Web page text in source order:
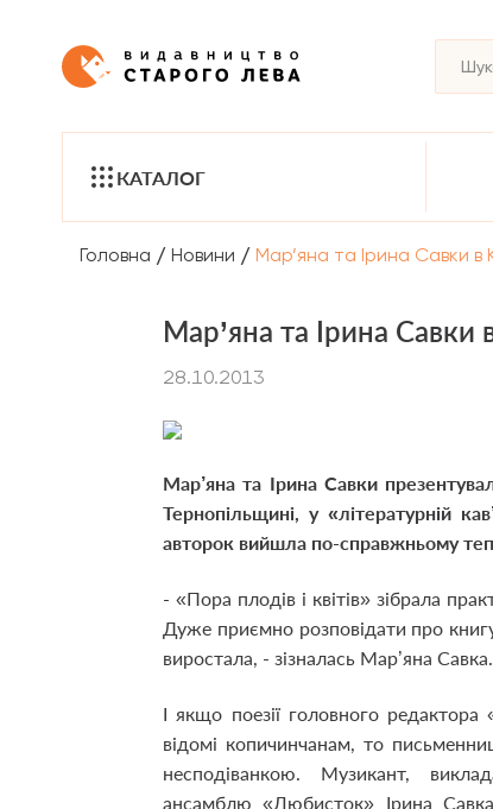
КАТАЛОГ
Головна / Новини / Мар’яна та Ірина Савки в
Мар’яна та Ірина Савки
28.10.2013
Мар’яна та Ірина Савки
Тернопільщині, у «літературній
авторок вийшла по-справжньому
- «Пора плодів і квітів» зібрала
Дуже приємно розповідати про
виростала, - зізналась Мар’яна Савка.
І якщо поезії головного
відомі копичинчанам, то
несподіванкою. Музикант,
ансамблю «Любисток» Ірина